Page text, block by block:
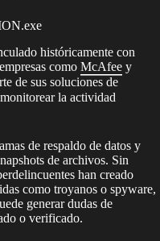
históricamente con
como McAfee y
de sus soluciones de
la actividad
de respaldo de datos y
de archivos. Sin
han creado
como troyanos o spyware,
generar dudas de
o verificado.